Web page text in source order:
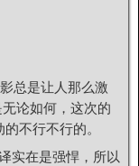
总是让人那么激
论如何，这次的
不行不行的。
实在是强悍，所以